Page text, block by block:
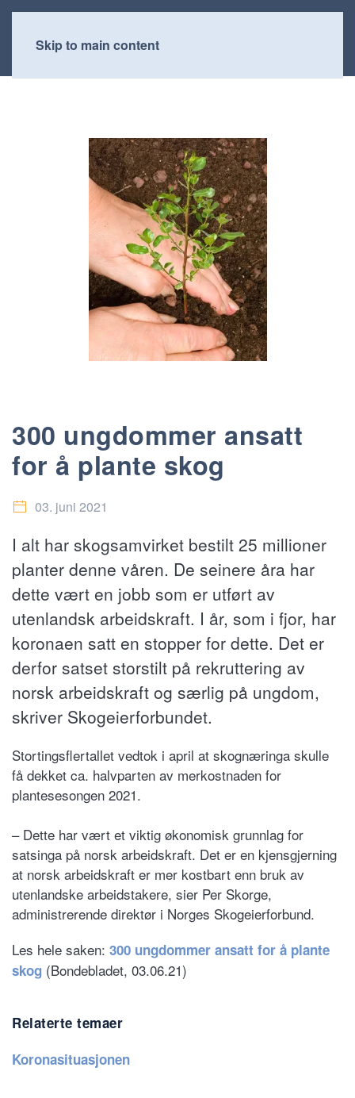
Skip to main content
300 ungdommer ansatt
for å plante skog
03. juni 2021
I alt har skogsamvirket bestilt 25 millioner
planter denne våren. De seinere åra har
dette vært en jobb som er utført av
utenlandsk arbeidskraft. I år, som i fjor, har
koronaen satt en stopper for dette. Det er
derfor satset storstilt på rekruttering av
norsk arbeidskraft og særlig på ungdom,
skriver Skogeierforbundet.
Stortingsflertallet vedtok i april at skognæringa skulle
få dekket ca. halvparten av merkostnaden for
plantesesongen 2021.
– Dette har vært et viktig økonomisk grunnlag for
satsinga på norsk arbeidskraft. Det er en kjensgjerning
at norsk arbeidskraft er mer kostbart enn bruk av
utenlandske arbeidstakere, sier Per Skorge,
administrerende direktør i Norges Skogeierforbund.
Les hele saken: 300 ungdommer ansatt for å plante
skog (Bondebladet, 03.06.21)
Relaterte temaer
Koronasituasjonen